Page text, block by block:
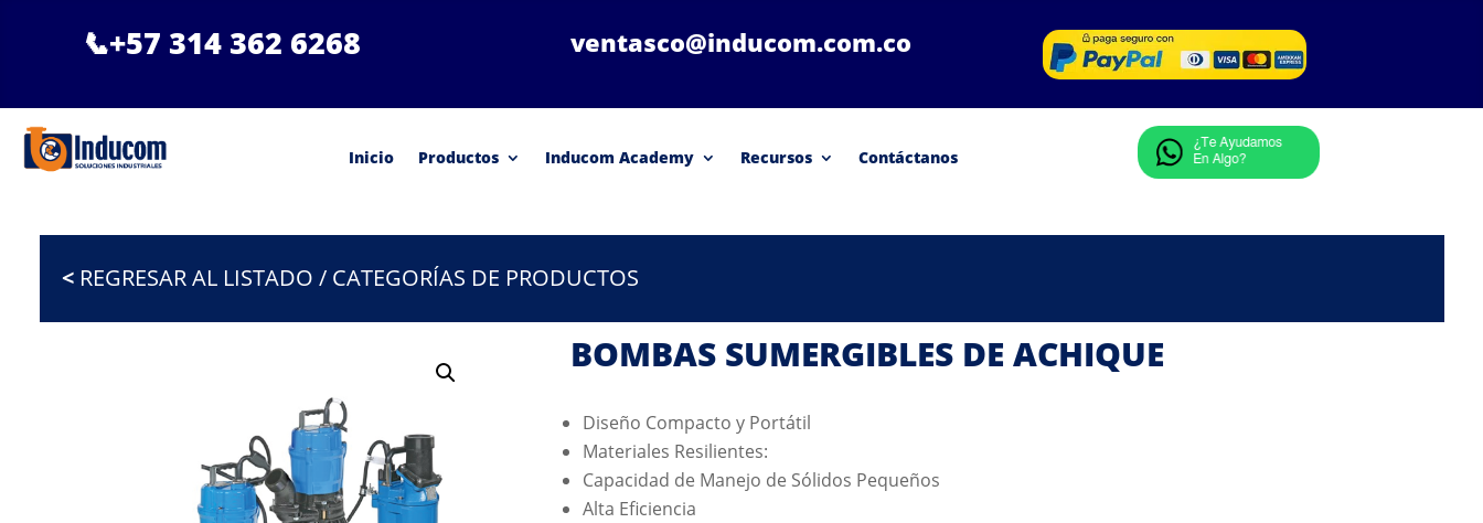
📞+57 314 362 6268 ventasco@inducom.com.co
Inicio Productos Inducom Academy Recursos Contáctanos
<REGRESAR AL LISTADO / CATEGORÍAS DE PRODUCTOS
BOMBAS SUMERGIBLES DE ACHIQUE
Diseño Compacto y Portátil
Materiales Resilientes:
Capacidad de Manejo de Sólidos Pequeños
Alta Eficiencia